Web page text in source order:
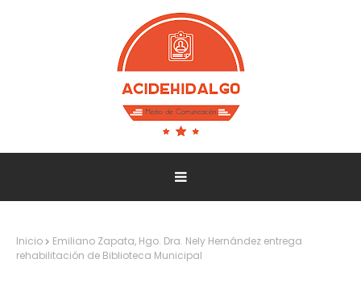
Inicio
Emiliano Zapata, Hgo. Dra. Nely Hernández entrega
rehabilitación de Biblioteca Municipal